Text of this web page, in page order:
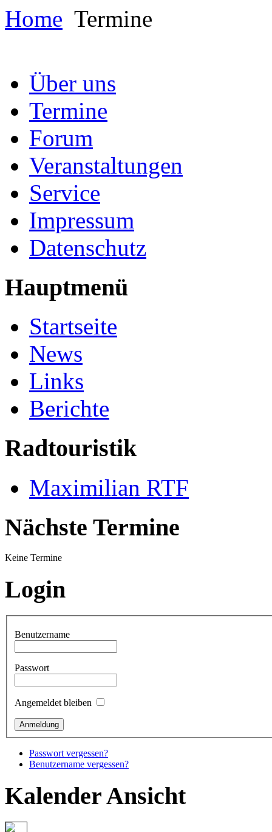
Home Termine
Über uns
Termine
Forum
Veranstaltungen
Service
Impressum
Datenschutz
Hauptmenü
Startseite
News
Links
Berichte
Radtouristik
Maximilian RTF
Nächste Termine
Keine Termine
Login
Benutzername
Passwort
Angemeldet bleiben
Passwort vergessen?
Benutzername vergessen?
Kalender Ansicht